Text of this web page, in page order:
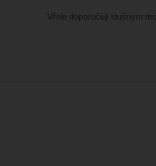
Vřele doporučuji slušným